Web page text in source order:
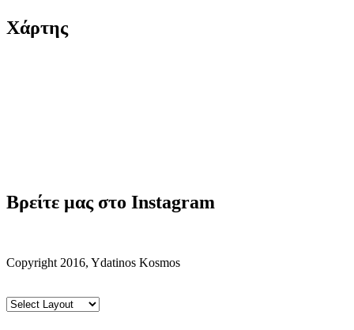
Χάρτης
Βρείτε μας στο Instagram
Copyright 2016, Ydatinos Kosmos